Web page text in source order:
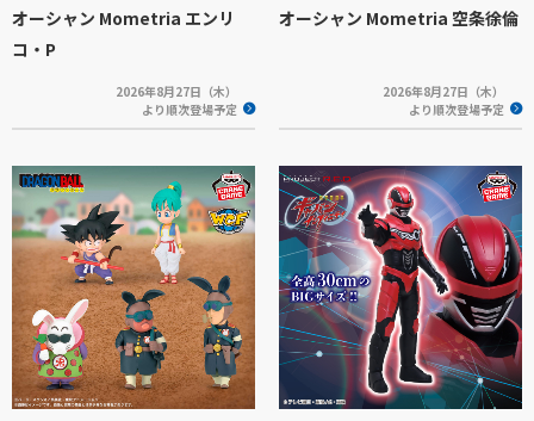
オーシャン Mometria エンリ
コ・P
2026年8月27日（木）
より順次登場予定
オーシャン Mometria 空条徐倫
2026年8月27日（木）
より順次登場予定